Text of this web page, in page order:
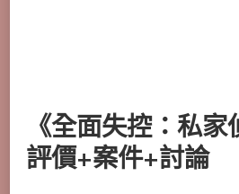
《全面失控：私家
評價+案件+討論